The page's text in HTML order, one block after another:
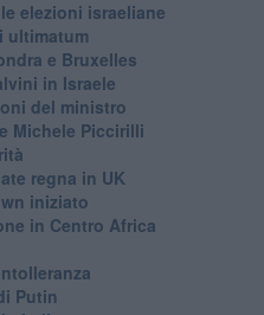
elezioni israeliane
ultimatum
e Bruxelles
in Israele
del ministro
Michele Piccirilli
regna in UK
iniziato
in Centro Africa
Putin